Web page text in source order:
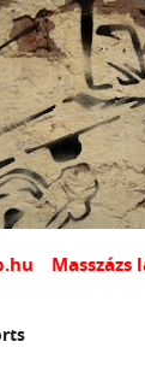
Masszázs